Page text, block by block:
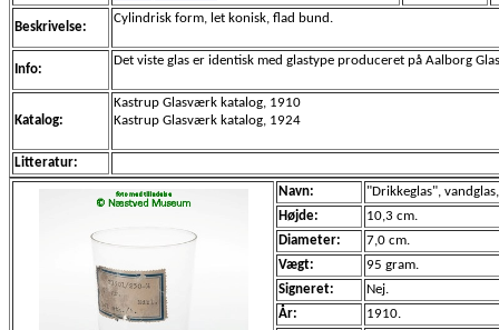
Beskrivelse:
Cylindrisk form, let konisk, flad bund.
Info:
Det viste glas er identisk med glastype produceret på Aalborg
Katalog:
Kastrup Glasværk katalog, 1910
Kastrup Glasværk katalog, 1924
Litteratur:
Navn:
"Drikkeglas",
Højde:
10,3 cm.
Diameter:
7,0 cm.
Vægt:
95 gram.
Signeret:
Nej.
År:
1910.